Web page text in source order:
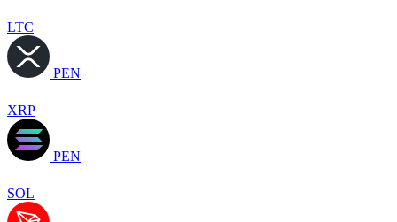
LTC
PEN
XRP
PEN
SOL